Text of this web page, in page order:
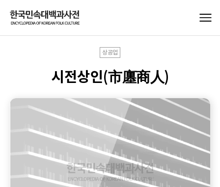
상공업
시전상인(市廛商人)